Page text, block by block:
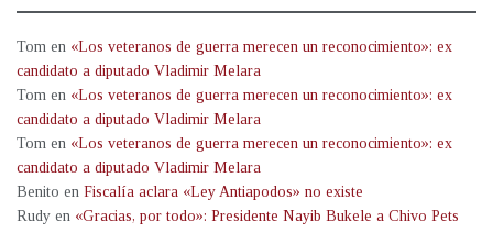
Tom en «Los veteranos de guerra merecen un reconocimiento»: ex
candidato a diputado Vladimir Melara
Tom en «Los veteranos de guerra merecen un reconocimiento»: ex
candidato a diputado Vladimir Melara
Tom en «Los veteranos de guerra merecen un reconocimiento»: ex
candidato a diputado Vladimir Melara
Benito en Fiscalía aclara «Ley Antiapodos» no existe
Rudy en «Gracias, por todo»: Presidente Nayib Bukele a Chivo Pets